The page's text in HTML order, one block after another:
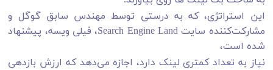
این استراتژی، که به درستی توسط مهندس سابق گوگل و
مشارکت‌کننده سایت Search Engine Land، فیلی ویسه، پیشنهاد
شده است،
نیاز به تعداد کمتری لینک دارد، اجازه می‌دهد که ارزش بازدهی